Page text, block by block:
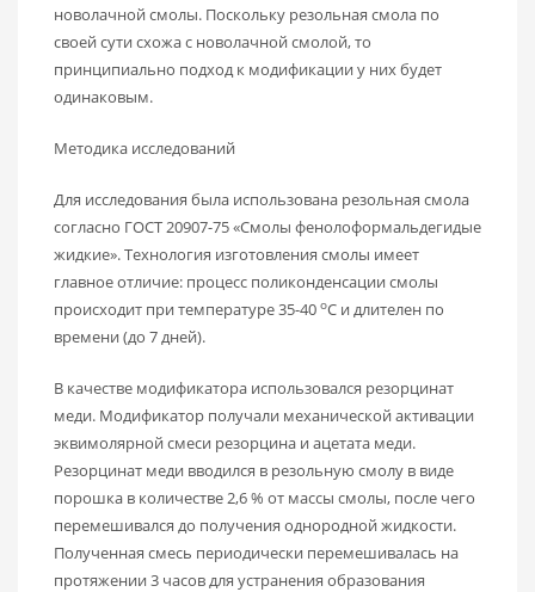
новолачной смолы. Поскольку резольная смола по
своей сути схожа с новолачной смолой, то
принципиально подход к модификации у них будет
одинаковым.
Методика исследований
Для исследования была использована резольная смола
согласно ГОСТ 20907-75 «Смолы фенолоформальдегидые
жидкие». Технология изготовления смолы имеет
главное отличие: процесс поликонденсации смолы
происходит при температуре 35-40 оС и длителен по
времени (до 7 дней).
В качестве модификатора использовался резорцинат
меди. Модификатор получали механической активации
эквимолярной смеси резорцина и ацетата меди.
Резорцинат меди вводился в резольную смолу в виде
порошка в количестве 2,6 % от массы смолы, после чего
перемешивался до получения однородной жидкости.
Полученная смесь периодически перемешивалась на
протяжении 3 часов для устранения образования